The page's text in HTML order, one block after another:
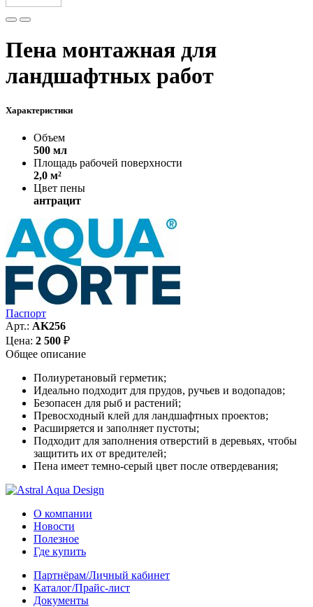
Пена монтажная для
ландшафтных работ
Характеристики
Объем
500 мл
Площадь рабочей поверхности
2,0 м²
Цвет пены
антрацит
Паспорт
Арт.: AK256
Цена: 2 500 ₽
Общее описание
Полиуретановый герметик;
Идеально подходит для прудов, ручьев и водопадов;
Безопасен для рыб и растений;
Превосходный клей для ландшафтных проектов;
Расширяется и заполняет пустоты;
Подходит для заполнения отверстий в деревьях, чтобы
защитить их от вредителей;
Пена имеет темно-серый цвет после отвердевания;
О компании
Новости
Полезное
Где купить
Партнёрам/Личный кабинет
Каталог/Прайс-лист
Документы